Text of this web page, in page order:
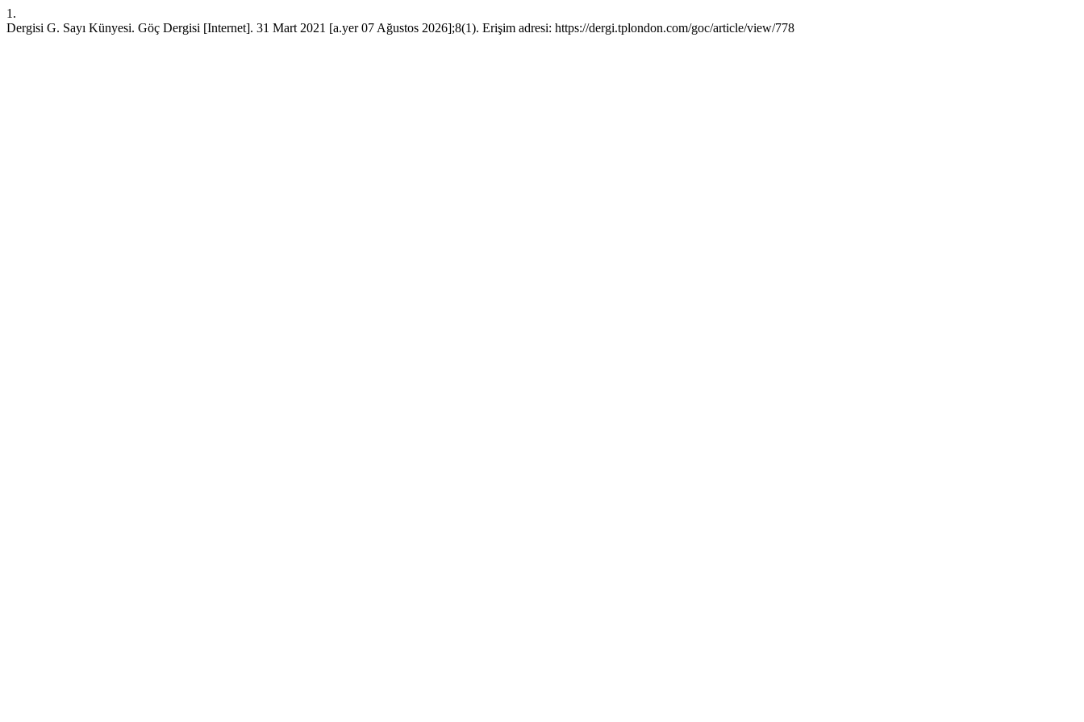
1.
Dergisi G. Sayı Künyesi. Göç Dergisi [Internet]. 31 Mart 2021 [a.yer 07 Ağustos 2026];8(1). Erişim adresi: https://dergi.tplondon.com/goc/article/view/778